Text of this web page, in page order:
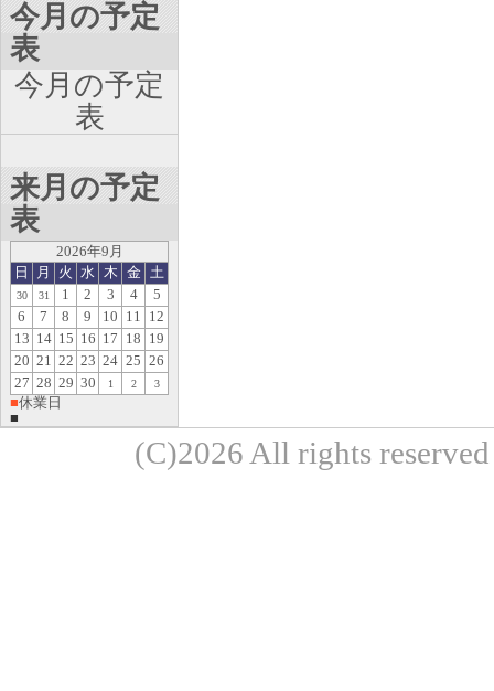
今月の予定
表
今月の予定
表
来月の予定
表
2026年9月
日
月 火 水 木 金 土
30 31 1 2 3 4
5
6
7 8 9 10 11
12
13 14 15 16 17 18 19
20 21 22 23 24 25 26
27 28 29 30 1 2 3
■休業日
■
(C)2026 All rights